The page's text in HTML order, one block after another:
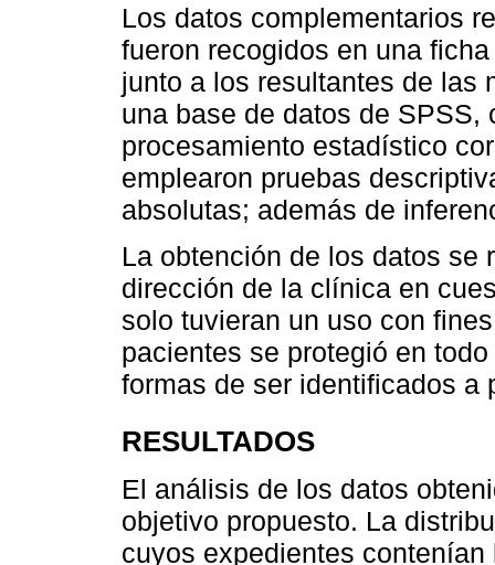
Los datos complementarios
fueron recogidos en una
junto a los resultantes de las
una base de datos de
procesamiento estadístico
emplearon pruebas
absolutas; además de
La obtención de los datos se
dirección de la clínica en
solo tuvieran un uso con
pacientes se protegió en
formas de ser identificados a
RESULTADOS
El análisis de los datos
objetivo propuesto. La
cuyos expedientes